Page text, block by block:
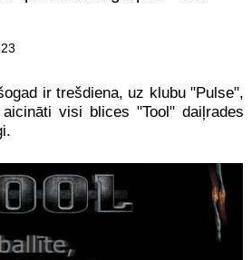
ir trešdiena, uz klubu "Pulse",
visi blices "Tool" daiļrades